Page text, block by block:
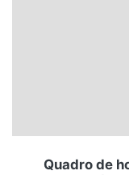
Quadro de